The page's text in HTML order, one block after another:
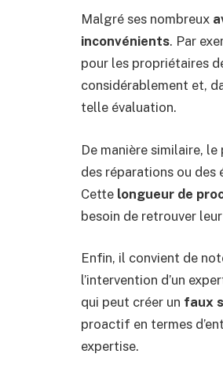
Malgré ses nombreux
inconvénients. Par
pour les propriétaires
considérablement et,
telle évaluation.
De manière similaire,
des réparations ou des
Cette longueur de
besoin de retrouver
Enfin, il convient de
l’intervention d’un
qui peut créer un faux
proactif en termes
expertise.